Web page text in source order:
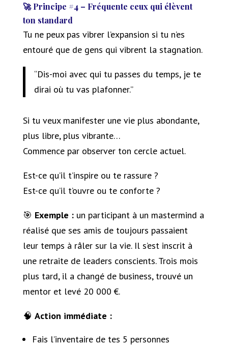
🚀 Principe #4 – Fréquente ceux qui élèvent
ton standard
Tu ne peux pas vibrer l’expansion si tu n’es
entouré que de gens qui vibrent la stagnation.
“Dis-moi avec qui tu passes du temps, je te
dirai où tu vas plafonner.”
Si tu veux manifester une vie plus abondante,
plus libre, plus vibrante…
Commence par observer ton cercle actuel.
Est-ce qu’il t’inspire ou te rassure ?
Est-ce qu’il t’ouvre ou te conforte ?
🎯 Exemple :un participant à un mastermind a
réalisé que ses amis de toujours passaient
leur temps à râler sur la vie. Il s’est inscrit à
une retraite de leaders conscients. Trois mois
plus tard, il a changé de business, trouvé un
mentor et levé 20 000 €.
🧠 Action immédiate :
Fais l’inventaire de tes 5 personnes